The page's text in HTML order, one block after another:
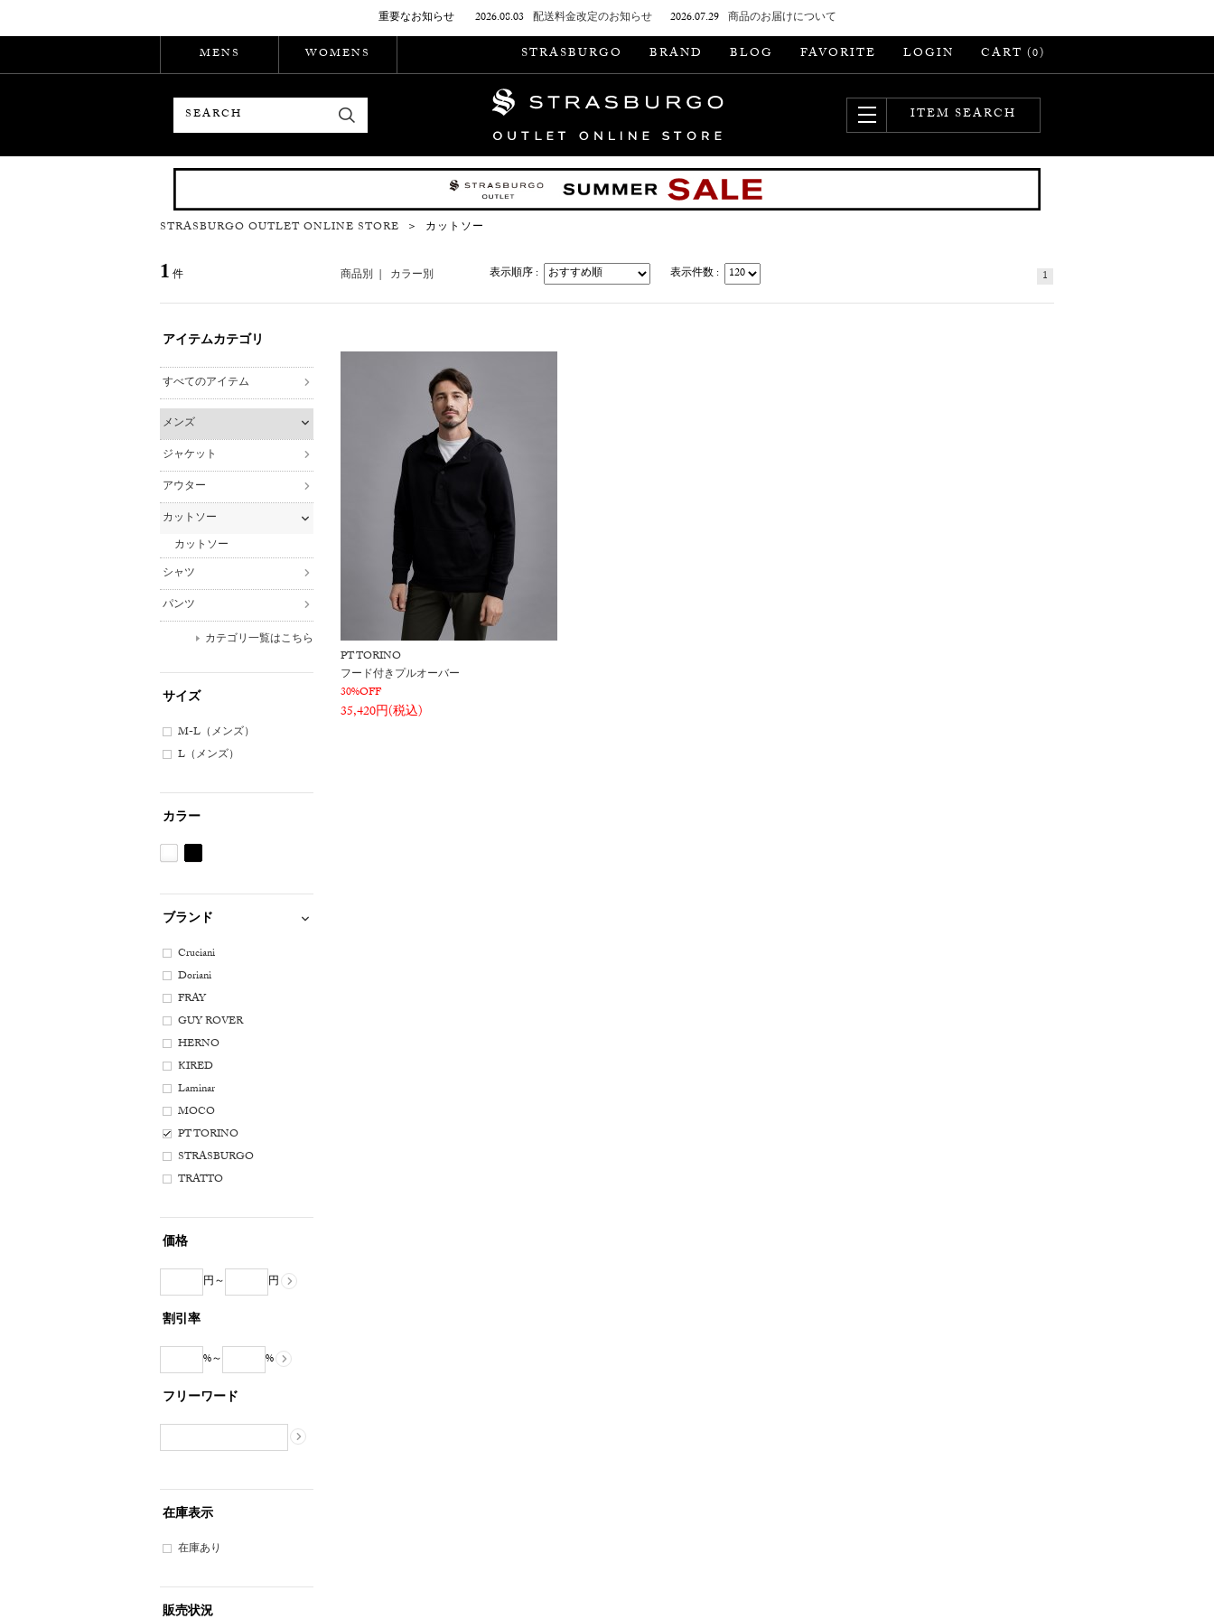
重要なお知らせ 2026.08.03 配送料金改定のお知らせ 2026.07.29 商品のお届けについて
MENS
WOMENS STRASBURGO BRAND BLOG FAVORITE LOGIN CART (0)
ITEM SEARCH
STRASBURGO OUTLET ONLINE STORE ＞ カットソー
1 件 商品別 | カラー別 表示順序 : 表示件数 : 1
アイテムカテゴリ
すべてのアイテム
メンズ
ジャケット
アウター
カットソー
カットソー
シャツ
パンツ
カテゴリ一覧はこちら
サイズ
M-L（メンズ）
L（メンズ）
カラー
ワ
ト
ラ
ッ
ク
ブランド
Cruciani
Doriani
FRAY
GUY ROVER
HERNO
KIRED
Laminar
MOCO
PT TORINO
STRASBURGO
TRATTO
価格
円～ 円
割引率
%～ %
フリーワード
在庫表示
在庫あり
販売状況
PT TORINO
フード付きプルオーバー
30%OFF
35,420円(税込)